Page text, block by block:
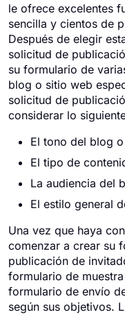
le ofrece excelentes
sencilla y cientos de
Después de elegir
solicitud de
su formulario de
blog o sitio web
solicitud de
considerar lo
El tono del blog
El tipo de
La audiencia del
El estilo general
Una vez que haya
comenzar a crear su
publicación de
formulario de
formulario de envío
según sus objetivos.